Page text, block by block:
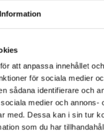
Information
att anpassa innehållet
för sociala medier
sådana identifierare och
medier och annons-
med. Dessa kan i sin tur
som du har
på ännu
i natten till Tjörnbro
Receptionen är
att kolla
på skärmen som
vad som helst”.Efter
är hon snart igång
och talar om